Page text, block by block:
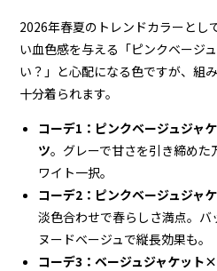
2026年春夏のトレンドカラーとし
い血色感を与える「ピンクベージ
い？」と心配になる色ですが、組
十分着られます。
コーデ1：ピンクベージュジャ
ツ。グレーで甘さを引き締め
ワイト一択。
コーデ2：ピンクベージュジャ
淡色合わせで春らしさ満点。
ヌードベージュで縦長効果も。
コーデ3：ベージュジャケット